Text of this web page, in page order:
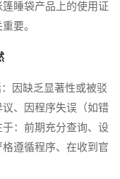
睡袋产品上的使用证
要。
因缺乏显著性或被驳
、因程序失误（如错
：前期充分查询、设
遵循程序、在收到官